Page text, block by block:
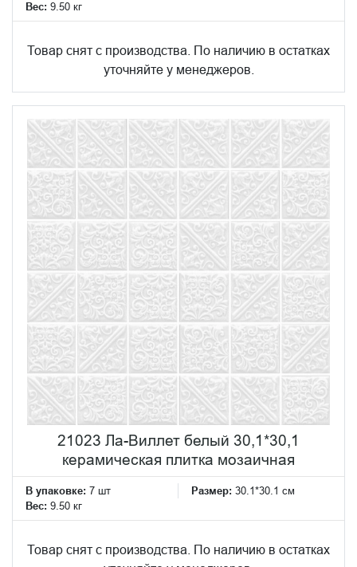
Вес: 9.50 кг
Товар снят с производства. По наличию в остатках
уточняйте у менеджеров.
21023 Ла-Виллет белый 30,1*30,1
керамическая плитка мозаичная
В упаковке: 7 шт Размер: 30.1*30.1 см
Вес: 9.50 кг
Товар снят с производства. По наличию в остатках